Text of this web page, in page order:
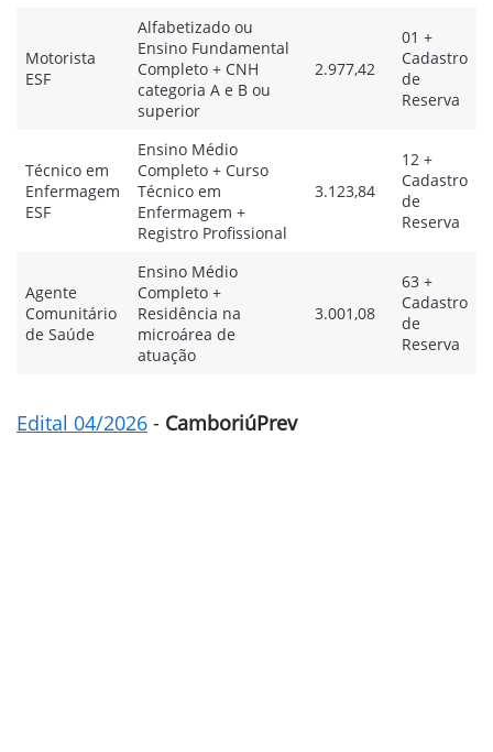
Motorista
ESF
Alfabetizado ou
Ensino Fundamental
Completo + CNH
categoria A e B ou
superior
2.977,42
01 +
Cadastro
de
Reserva
Técnico em
Enfermagem
ESF
Ensino Médio
Completo + Curso
Técnico em
Enfermagem +
Registro Profissional
3.123,84
12 +
Cadastro
de
Reserva
Agente
Comunitário
de Saúde
Ensino Médio
Completo +
Residência na
microárea de
atuação
3.001,08
63 +
Cadastro
de
Reserva
Edital 04/2026 - CamboriúPrev